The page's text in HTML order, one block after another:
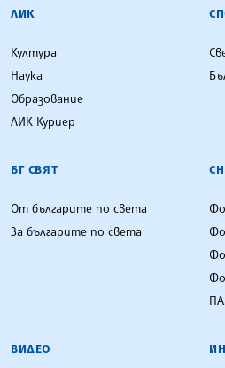
ЛИК
Култура
Наука
Образование
ЛИК Куриер
БГ СВЯТ
От българите по света
За българите по света
ВИДЕО